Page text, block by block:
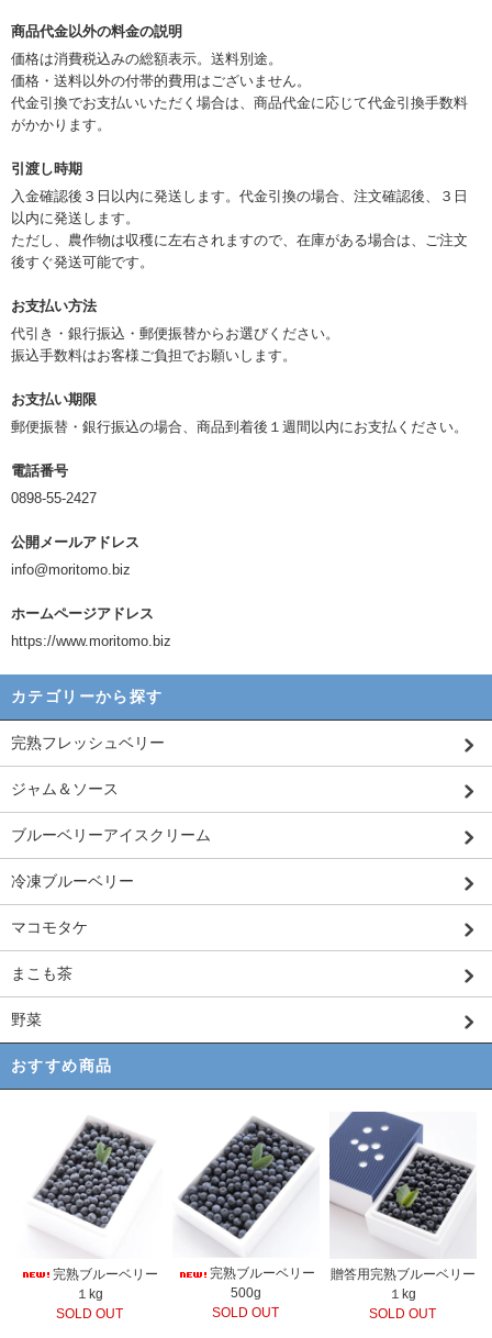
商品代金以外の料金の説明
価格は消費税込みの総額表示。送料別途。
価格・送料以外の付帯的費用はございません。
代金引換でお支払いいただく場合は、商品代金に応じて代金引換手数料
がかかります。
引渡し時期
入金確認後３日以内に発送します。代金引換の場合、注文確認後、３日
以内に発送します。
ただし、農作物は収穫に左右されますので、在庫がある場合は、ご注文
後すぐ発送可能です。
お支払い方法
代引き・銀行振込・郵便振替からお選びください。
振込手数料はお客様ご負担でお願いします。
お支払い期限
郵便振替・銀行振込の場合、商品到着後１週間以内にお支払ください。
電話番号
0898-55-2427
公開メールアドレス
info@moritomo.biz
ホームページアドレス
https://www.moritomo.biz
カテゴリーから探す
完熟フレッシュベリー
ジャム＆ソース
ブルーベリーアイスクリーム
冷凍ブルーベリー
マコモタケ
まこも茶
野菜
おすすめ商品
完熟ブルーベリー
１kg
SOLD OUT
完熟ブルーベリー
500g
SOLD OUT
贈答用完熟ブルーベリー
１kg
SOLD OUT